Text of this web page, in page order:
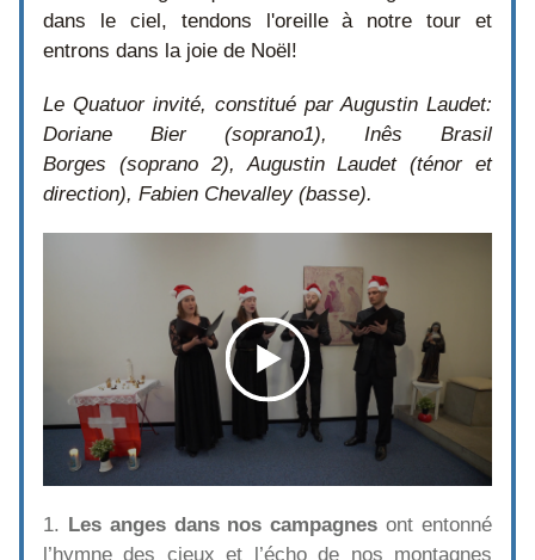
dans le ciel, tendons l'oreille à notre tour et
entrons dans la joie de Noël!
Le Quatuor invité, constitué par Augustin Laudet:
Doriane Bier (soprano1), Inês Brasil
Borges (soprano 2), Augustin Laudet (ténor et
direction), Fabien Chevalley (basse).
1. Les anges dans nos campagnes ont entonné
l’hymne des cieux et l’écho de nos montagnes